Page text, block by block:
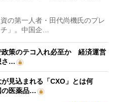
の第一人者・田代尚機氏のプレ
チ」。中国企…
政策のテコ入れ必至か 経済運営
さ…
見込まれる「CXO」とは何
の医薬品…